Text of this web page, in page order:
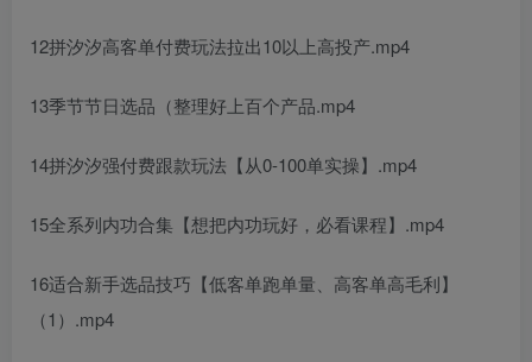
12拼汐汐高客单付费玩法拉出10以上高投产.mp4
13季节节日选品（整理好上百个产品.mp4
14拼汐汐强付费跟款玩法【从0-100单实操】.mp4
15全系列内功合集【想把内功玩好，必看课程】.mp4
16适合新手选品技巧【低客单跑单量、高客单高毛利】
（1）.mp4